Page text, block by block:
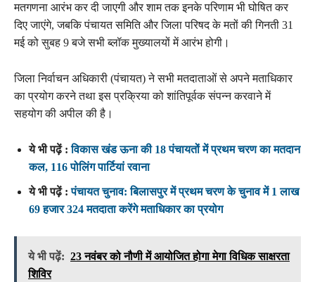
मतगणना आरंभ कर दी जाएगी और शाम तक इनके परिणाम भी घोषित कर
दिए जाएंगे, जबकि पंचायत समिति और जिला परिषद के मतों की गिनती 31
मई को सुबह 9 बजे सभी ब्लॉक मुख्यालयों में आरंभ होगी।
जिला निर्वाचन अधिकारी (पंचायत) ने सभी मतदाताओं से अपने मताधिकार
का प्रयोग करने तथा इस प्रक्रिया को शांतिपूर्वक संपन्न करवाने में
सहयोग की अपील की है।
ये भी पढ़ें :विकास खंड ऊना की 18 पंचायतों में प्रथम चरण का मतदान
कल, 116 पोलिंग पार्टियां रवाना
ये भी पढ़ें :पंचायत चुनाव: बिलासपुर में प्रथम चरण के चुनाव में 1 लाख
69 हजार 324 मतदाता करेंगे मताधिकार का प्रयोग
ये भी पढ़ें: 23 नवंबर को नौणी में आयोजित होगा मेगा विधिक साक्षरता
शिविर